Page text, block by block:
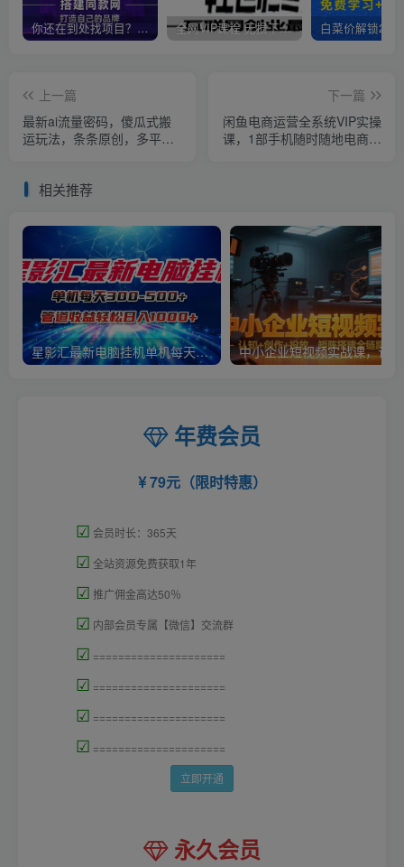
你还在到处找项目？还在当韭菜？我靠卖项目一个月收入5万+，曾经我也是个失败者。 全网VIP课程 无损下载~
上一篇
最新ai流量密码，傻瓜式搬
运玩法，条条原创，多平台
下一篇
闲鱼电商运营全系统VIP实操
课，1部手机随时随地电商卖
相关推荐
星影汇最新电脑挂机单机每天300+团队管道收益轻松日入1000+
年费会员
79元（限时特惠）
☑ 会员时长：365天
☑ 全站资源免费获取1年
☑ 推广佣金高达50％
☑ 内部会员专属【微信】交流群
☑ =====================
☑ =====================
☑ =====================
☑ =====================
立即开通
永久会员